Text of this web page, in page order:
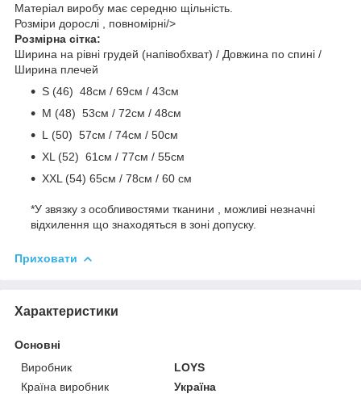
Матеріал виробу має середню щільність.
Розміри дорослі , повномірні/>
Розмірна сітка:
Ширина на рівні грудей (напівобхват) / Довжина по спині /
Ширина плечей
S (46) 48cм / 69cм / 43см
M (48) 53см / 72см / 48cм
L (50) 57см / 74см / 50см
ХL (52) 61см / 77см / 55см
ХХL (54) 65см / 78см / 60 см
*У звязку з особливостями тканини , можливі незначні
відхилення що знаходяться в зоні допуску.
Приховати
Характеристики
Основні
Виробник
LOYS
Країна виробник
Україна